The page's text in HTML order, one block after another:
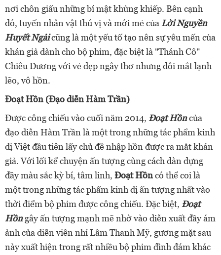
nơi chôn giấu những bí mật khủng khiếp. Bên cạnh
đó, tuyến nhân vật thú vị và mới mẻ của Lời Nguyền
Huyết Ngảicũng là một yếu tố tạo nên sự yêu mến của
khán giả dành cho bộ phim, đặc biệt là "Thánh Cô"
Chiêu Dương với vẻ đẹp ngây thơ nhưng đôi mắt lạnh
lẽo, vô hồn.
Đoạt Hồn (Đạo diễn Hàm Trần)
Được công chiếu vào cuối năm 2014, Đoạt Hồncủa
đạo diễn Hàm Trần là một trong những tác phẩm kinh
dị Việt đầu tiên lấy chủ đề nhập hồn được ra mắt khán
giả. Với lối kể chuyện ấn tượng cùng cách dàn dựng
đầy màu sắc kỳ bí, tâm linh, Đoạt Hồncó thể coi là
một trong những tác phẩm kinh dị ấn tượng nhất vào
thời điểm bộ phim được công chiếu. Đặc biệt, Đoạt
Hồn gây ấn tượng mạnh mẽ nhờ vào diễn xuất đầy ám
ảnh của diễn viên nhí Lâm Thanh Mỹ, gương mặt sau
này xuất hiện trong rất nhiều bộ phim đình đám khác